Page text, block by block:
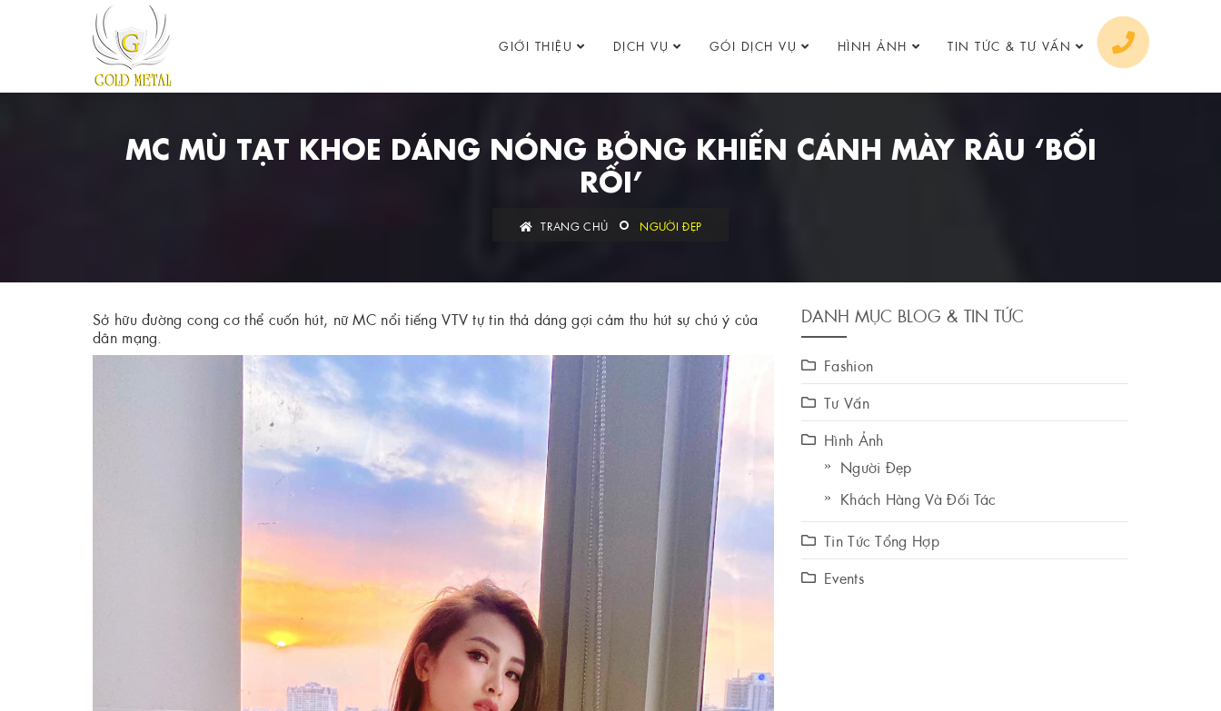
GIỚI THIỆU DỊCH VỤ GÓI DỊCH VỤ HÌNH ẢNH TIN TỨC & TƯ VẤN
MC MÙ TẠT KHOE DÁNG NÓNG BỎNG KHIẾN CÁNH MÀY RÂU ‘BỐI
RỐI’
TRANG CHỦ NGƯỜI ĐẸP
Sở hữu đường cong cơ thể cuốn hút, nữ MC nổi tiếng VTV tự tin thả dáng gợi cảm thu hút sự chú ý của
dân mạng.
DANH MỤC BLOG & TIN TỨC
Fashion
Tư Vấn
Hình Ảnh
Người Đẹp
Khách Hàng Và Đối Tác
Tin Tức Tổng Hợp
Events